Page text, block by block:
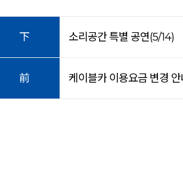
下 소리공간 특별 공연(5/14)
前 케이블카 이용요금 변경